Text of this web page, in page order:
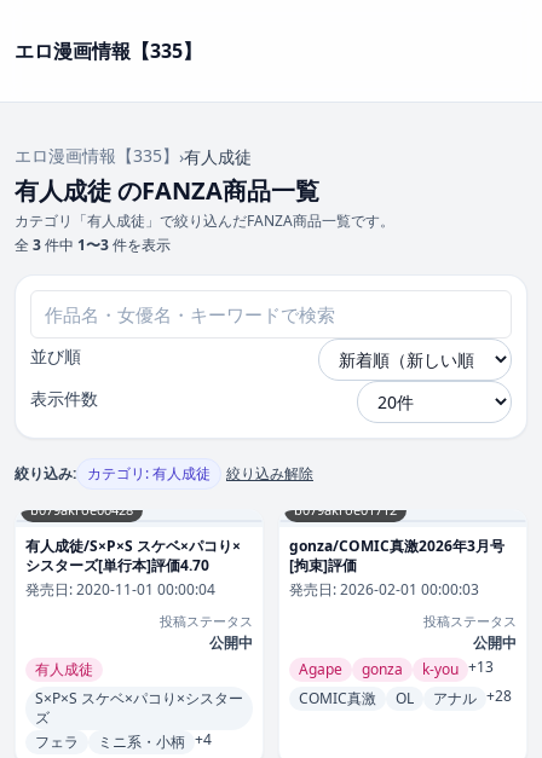
エロ漫画情報【335】
エロ漫画情報【335】 ›有人成徒
有人成徒 のFANZA商品一覧
カテゴリ「有人成徒」で絞り込んだFANZA商品一覧です。
全 3件中 1〜3件を表示
並び順
表示件数
絞り込み: カテゴリ: 有人成徒 絞り込み解除
b079akroe00428
有人成徒/S×P×S スケベ×パコり×
シスターズ[単行本]評価4.70
発売日:2020-11-01 00:00:04
投稿ステータス
公開中
有人成徒
S×P×S スケベ×パコり×シスター
ズ
フェラ
ミニ系・小柄 +4
b079akroe01712
gonza/COMIC真激2026年3月号
[拘束]評価
発売日:2026-02-01 00:00:03
投稿ステータス
公開中
Agape
gonza k-you +13
COMIC真激
OL アナル +28